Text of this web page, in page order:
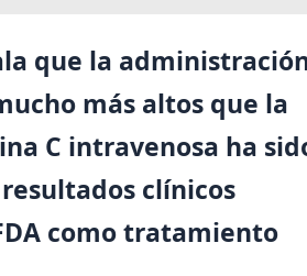
que la
más altos que la
C intravenosa ha
clínicos
como tratamiento